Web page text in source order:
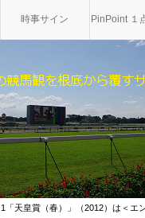
時事サイン PinPoint １
「天皇賞（春）」（2012）は＜エ